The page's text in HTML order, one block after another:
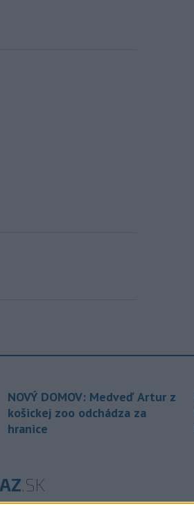
NOVÝ DOMOV: Medveď Artur z
košickej zoo odchádza za
hranice
.SK